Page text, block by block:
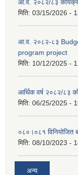
आ.व. २०८२/८३
मिति: 03/15/2026 -
आ.व. २०८२-८३
program project
मिति: 10/12/2025 -
आर्थिक वर्ष २०८२/८३
मिति: 06/25/2025 -
०८०।०८१ विनियोजित
मिति: 08/10/2023 -
अन्य